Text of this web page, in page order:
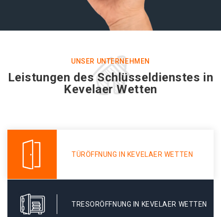
UNSER UNTERNEHMEN
Leistungen des Schlüsseldienstes in
Kevelaer Wetten
TÜRÖFFNUNG IN KEVELAER WETTEN
TRESORÖFFNUNG IN KEVELAER WETTEN